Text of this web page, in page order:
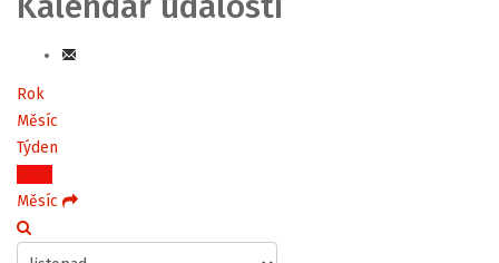
Rok
Měsíc
Týden
Dnes
Měsíc